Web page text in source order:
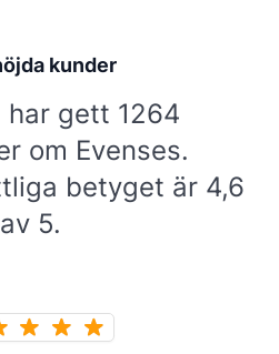
kunder
har gett 1264
om Evenses.
betyget är 4,6
av 5.